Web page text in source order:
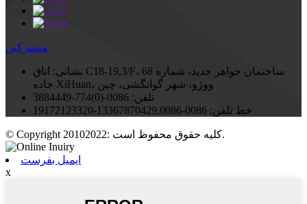
مشترکین
نشانی: اتاق C18-19,3/F، ساختمان جواهر جدید، شماره 68
جاده XiHuan، ووژو، شهر گوانگشی، چین
تلفن: 0086-(0)774-3884449
خط تلفن: 0086-13367870429,0086-19172123320
© Copyright 20102022: کلیه حقوق محفوظ است.
ایمیل بفرست
x